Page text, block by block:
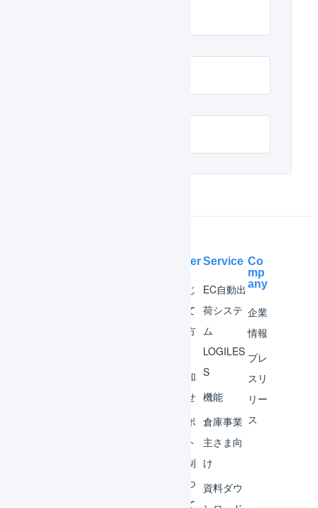
Help Center
はじ
めて
の方
お知
らせ
サポ
ート
体制
につ
いて
Service
EC自動出
荷システ
ム
LOGILES
S
機能
倉庫事業
主さま向
け
資料ダウ
Co
mp
any
企業
情報
プレ
スリ
リー
ス